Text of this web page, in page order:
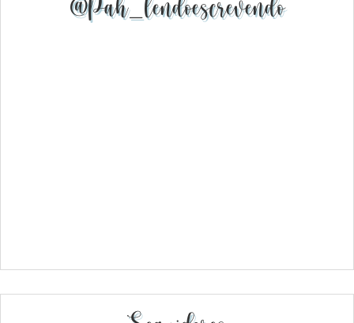
@pah_lendoescrevendo